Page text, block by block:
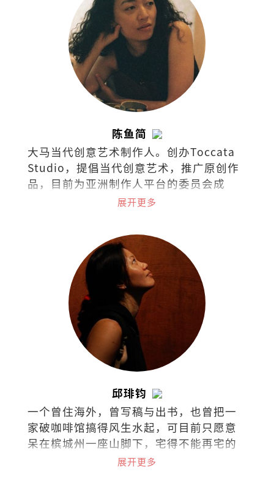
陈鱼简
大马当代创意艺术制作人。创办Toccata
Studio，提倡当代创意艺术，推广原创作
品，目前为亚洲制作人平台的委员会成
员。2019年获澳洲国家艺术委员会挑选为
展开更多
邱琲钧
一个曾住海外，曾写稿与出书，也曾把一
家破咖啡馆搞得风生水起，可目前只愿意
呆在槟城州一座山脚下，宅得不能再宅的
展开更多